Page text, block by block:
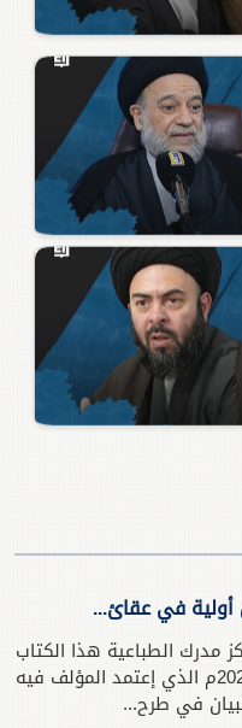
في عقائ...
مدرك الطباعية هذا الكتاب
عام 1445ھـ/ 2023م الذي إعتمد المؤلف فيه
في طرح...